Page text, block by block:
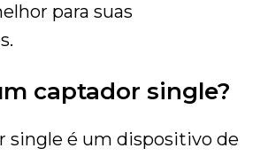
para suas
captador single?
single é um dispositivo de